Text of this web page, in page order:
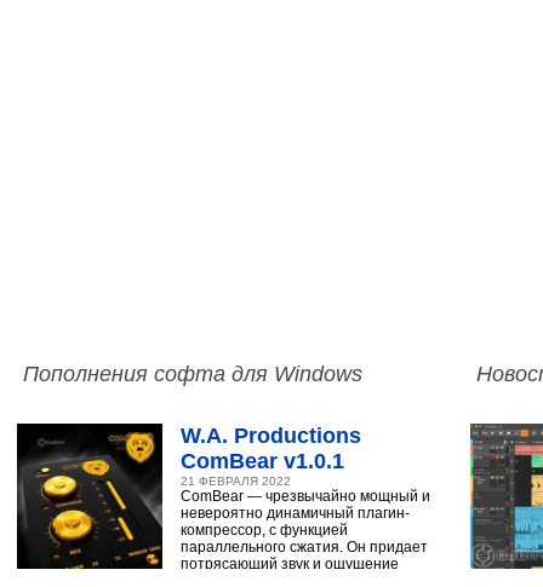
Пополнения софта для Windows
W.A. Productions
ComBear v1.0.1
21 ФЕВРАЛЯ 2022
ComBear — чрезвычайно мощный и
невероятно динамичный плагин-
компрессор, с функцией
параллельного сжатия. Он придает
потрясающий звук и ощущение